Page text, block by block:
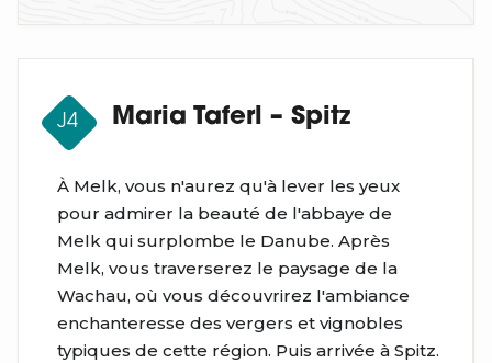
J4 Maria Taferl – Spitz
À Melk, vous n'aurez qu'à lever les yeux
pour admirer la beauté de l'abbaye de
Melk qui surplombe le Danube. Après
Melk, vous traverserez le paysage de la
Wachau, où vous découvrirez l'ambiance
enchanteresse des vergers et vignobles
typiques de cette région. Puis arrivée à Spitz.